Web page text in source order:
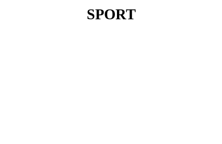
SPORT